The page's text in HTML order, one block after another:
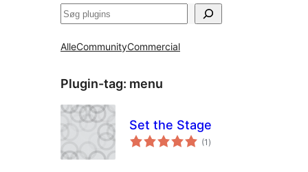
Søg
AlleCommunityCommercial
Plugin-tag: menu
Set the Stage
(1 totale
bedømmelser
)